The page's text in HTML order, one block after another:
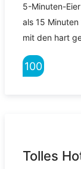
5-Minuten-
als 15
mit den hart
100
Tolles